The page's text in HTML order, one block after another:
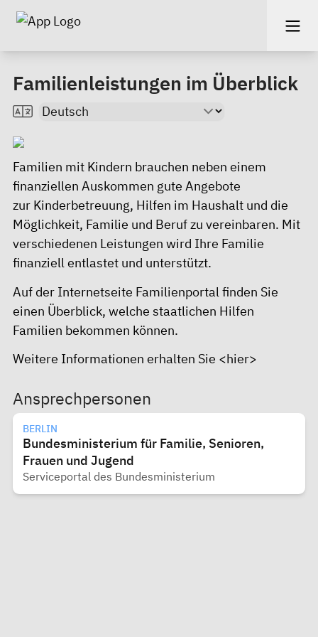
Familienleistungen im Überblick
Familien mit Kindern brauchen neben einem
finanziellen Auskommen gute Angebote
zur Kinderbetreuung, Hilfen im Haushalt und die
Möglichkeit, Familie und Berufzu vereinbaren. Mit
verschiedenen Leistungen wird Ihre Familie
finanziell entlastet und unterstützt.
Auf der Internetseite Familienportal finden Sie
einen Überblick, welche staatlichen Hilfen
Familien bekommen können.
Weitere Informationen erhalten Sie <hier>
Ansprechpersonen
BERLIN
Bundesministerium für Familie, Senioren,
Frauen und Jugend
Serviceportal des Bundesministerium